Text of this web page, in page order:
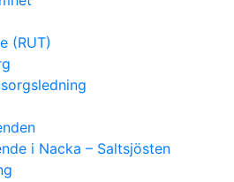
(RUT)
i Nacka – Saltsjösten